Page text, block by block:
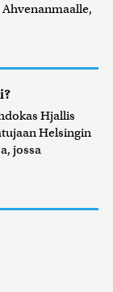
Hjallis
Helsingin
jossa